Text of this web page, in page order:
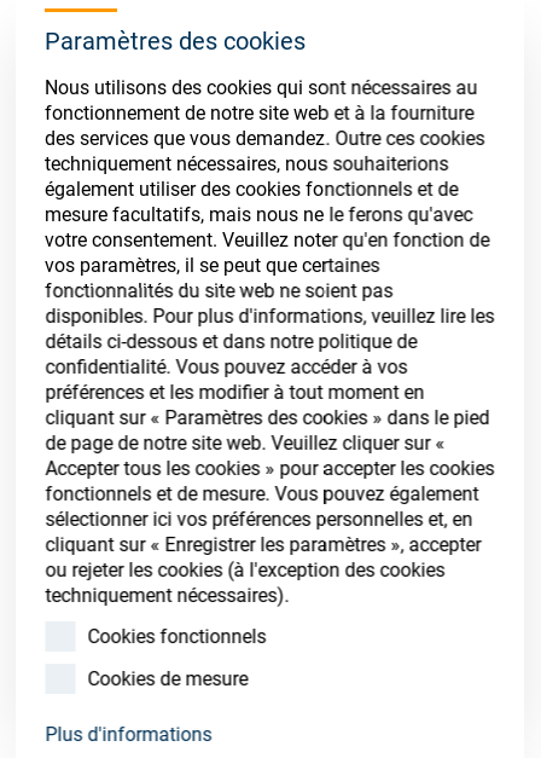
Paramètres des cookies
Nous utilisons des cookies qui sont nécessaires au
fonctionnement de notre site web et à la fourniture
des services que vous demandez. Outre ces cookies
techniquement nécessaires, nous souhaiterions
également utiliser des cookies fonctionnels et de
mesure facultatifs, mais nous ne le ferons qu'avec
votre consentement. Veuillez noter qu'en fonction de
vos paramètres, il se peut que certaines
fonctionnalités du site web ne soient pas
disponibles. Pour plus d'informations, veuillez lire les
détails ci-dessous et dans notre politique de
confidentialité. Vous pouvez accéder à vos
préférences et les modifier à tout moment en
cliquant sur « Paramètres des cookies » dans le pied
de page de notre site web. Veuillez cliquer sur «
Accepter tous les cookies » pour accepter les cookies
fonctionnels et de mesure. Vous pouvez également
sélectionner ici vos préférences personnelles et, en
cliquant sur « Enregistrer les paramètres », accepter
ou rejeter les cookies (à l'exception des cookies
techniquement nécessaires).
Cookies fonctionnels
Cookies de mesure
Plus d'informations
BioClean Tank Conditioner
Art. No. 92011064